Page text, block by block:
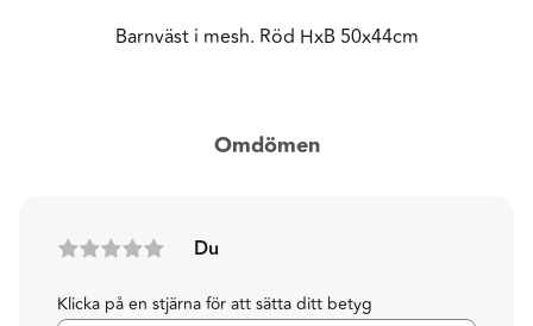
Barnväst i mesh. Röd HxB 50x44cm
Omdömen
Du
Klicka på en stjärna för att sätta ditt betyg